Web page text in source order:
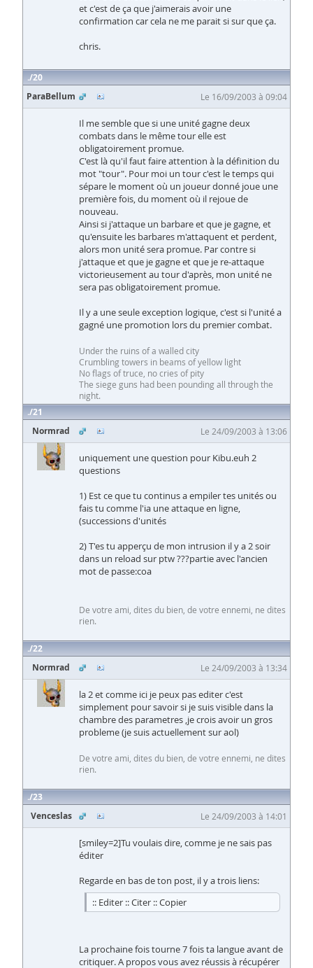
et c'est de ça que j'aimerais avoir une
confirmation car cela ne me parait si sur que ça.
chris.
20
ParaBellum
Le 16/09/2003 à 09:04
Il me semble que si une unité gagne deux
combats dans le même tour elle est
obligatoirement promue.
C'est là qu'il faut faire attention à la définition du
mot "tour". Pour moi un tour c'est le temps qui
sépare le moment où un joueur donné joue une
première fois, du moment où il rejoue de
nouveau.
Ainsi si j'attaque un barbare et que je gagne, et
qu'ensuite les barbares m'attaquent et perdent,
alors mon unité sera promue. Par contre si
j'attaque et que je gagne et que je re-attaque
victorieusement au tour d'après, mon unité ne
sera pas obligatoirement promue.
Il y a une seule exception logique, c'est si l'unité a
gagné une promotion lors du premier combat.
Under the ruins of a walled city
Crumbling towers in beams of yellow light
No flags of truce, no cries of pity
The siege guns had been pounding all through the
night.
21
Normrad
Le 24/09/2003 à 13:06
uniquement une question pour Kibu.euh 2
questions
1) Est ce que tu continus a empiler tes unités ou
fais tu comme l'ia une attaque en ligne,
(successions d'unités
2) T'es tu apperçu de mon intrusion il y a 2 soir
dans un reload sur ptw ???partie avec l'ancien
mot de passe:coa
De votre ami, dites du bien, de votre ennemi, ne dites
rien.
22
Normrad
Le 24/09/2003 à 13:34
la 2 et comme ici je peux pas editer c'est
simplement pour savoir si je suis visible dans la
chambre des parametres ,je crois avoir un gros
probleme (je suis actuellement sur aol)
De votre ami, dites du bien, de votre ennemi, ne dites
rien.
23
Venceslas
Le 24/09/2003 à 14:01
[smiley=2]Tu voulais dire, comme je ne sais pas
éditer
Regarde en bas de ton post, il y a trois liens:
:: Editer :: Citer :: Copier
La prochaine fois tourne 7 fois ta langue avant de
critiquer. A propos vous avez réussis à récupérer